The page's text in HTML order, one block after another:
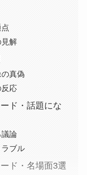
解
真偽
応
ド・話題にな
論
ブル
ド・名場面3選